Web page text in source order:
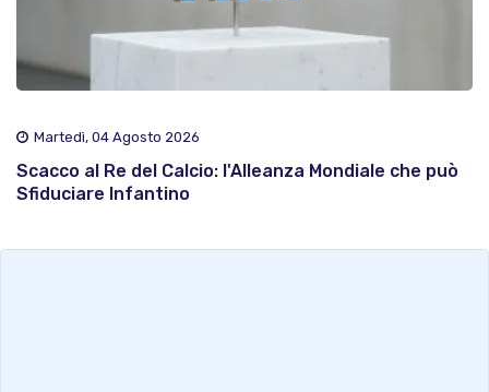
Martedì, 04 Agosto 2026
Scacco al Re del Calcio: l'Alleanza Mondiale che può
Sfiduciare Infantino